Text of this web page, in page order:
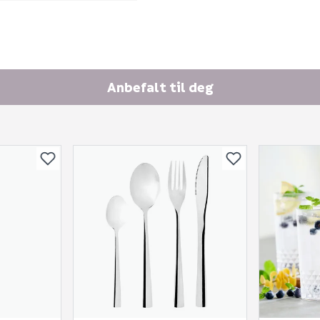
SEND INN SPØRSMÅL
Spørsmålet og svaret
Ingen spørsmål
Anbefalt til deg